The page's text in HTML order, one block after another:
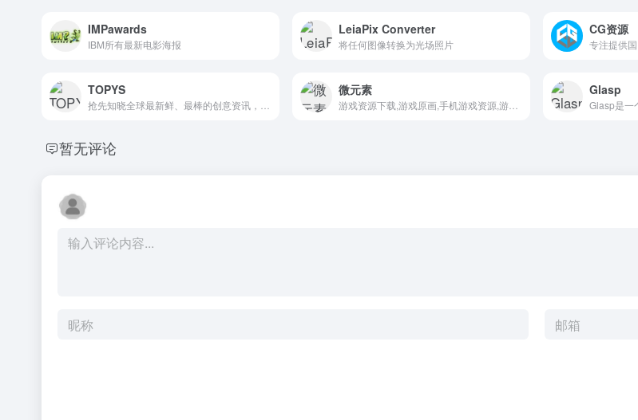
IMPawards
IBM所有最新电影海报
LeiaPix Converter
将任何图像转换为光场照片
CG资源
TOPYS 微元素 Glasp
暂无评论